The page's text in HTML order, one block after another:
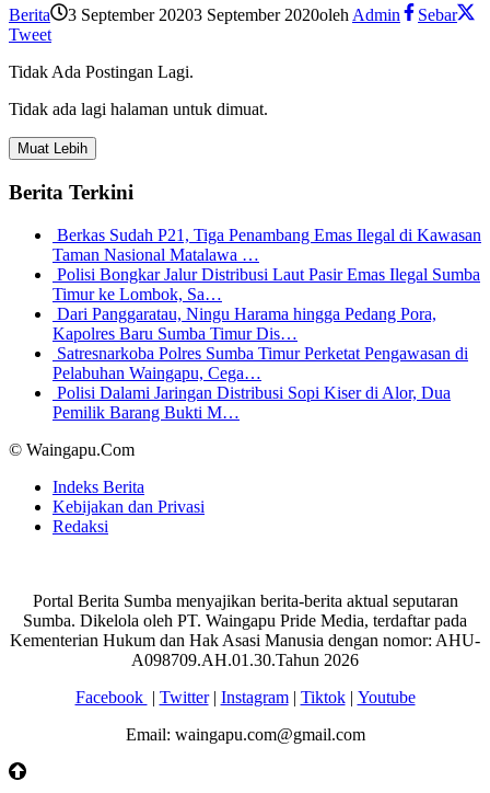
Berita 3 September 20203 September 2020oleh Admin
Sebar
Tweet
Tidak Ada Postingan Lagi.
Tidak ada lagi halaman untuk dimuat.
Muat Lebih
Berita Terkini
Berkas Sudah P21, Tiga Penambang Emas Ilegal di Kawasan
Taman Nasional Matalawa …
Polisi Bongkar Jalur Distribusi Laut Pasir Emas Ilegal Sumba
Timur ke Lombok, Sa…
Dari Panggaratau, Ningu Harama hingga Pedang Pora,
Kapolres Baru Sumba Timur Dis…
Satresnarkoba Polres Sumba Timur Perketat Pengawasan di
Pelabuhan Waingapu, Cega…
Polisi Dalami Jaringan Distribusi Sopi Kiser di Alor, Dua
Pemilik Barang Bukti M…
© Waingapu.Com
Indeks Berita
Kebijakan dan Privasi
Redaksi
Portal Berita Sumba menyajikan berita-berita aktual seputaran
Sumba. Dikelola oleh PT. Waingapu Pride Media, terdaftar pada
Kementerian Hukum dan Hak Asasi Manusia dengan nomor: AHU-
A098709.AH.01.30.Tahun 2026
Facebook | Twitter| Instagram| Tiktok| Youtube
Email: waingapu.com@gmail.com